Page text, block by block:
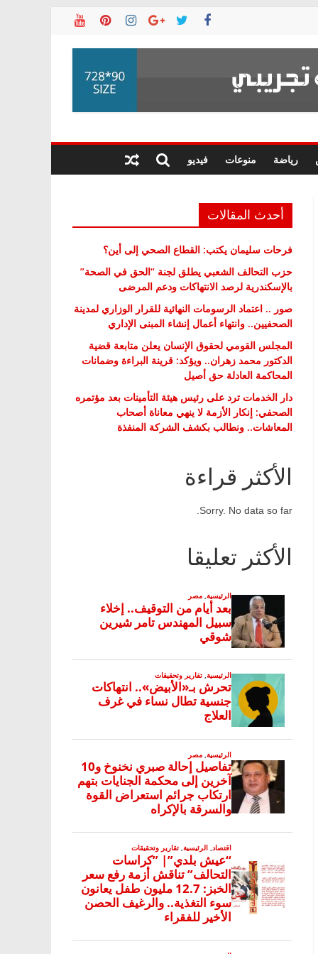
رياضة منوعات فيديو
أحدث المقالات
فرحات سليمان يكتب: القطاع الصحي إلى أين؟
حزب التحالف الشعبي يطلق لجنة “الحق في الصحة”
بالإسكندرية لرصد الانتهاكات ودعم المرضى
صور .. اعتماد الرسومات النهائية للقرار الوزاري لمدينة
الصحفيين.. وانتهاء أعمال إنشاء المبنى الإداري
المجلس القومي لحقوق الإنسان يعلن متابعة قضية
الدكتور محمد زهران.. ويؤكد: قرينة البراءة وضمانات
المحاكمة العادلة حق أصيل
دار الخدمات ترد على رئيس هيئة التأمينات بعد مؤتمره
الصحفي: إنكار الأزمة لا ينهي معاناة أصحاب
المعاشات.. ونطالب بكشف الشركة المنفذة
الأكثر قراءة
Sorry. No data so far.
الأكثر تعليقا